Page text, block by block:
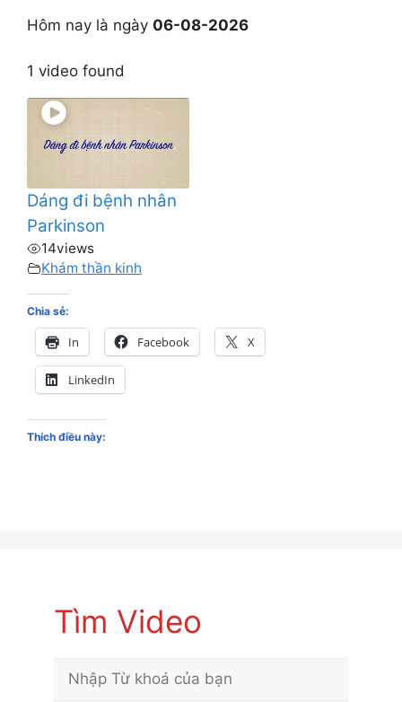
Hôm nay là ngày 06-08-2026
1 video found
Dáng đi bệnh nhân
Parkinson
14views
Khám thần kinh
Chia sẻ:
In Facebook X
LinkedIn
Thích điều này:
Tìm Video